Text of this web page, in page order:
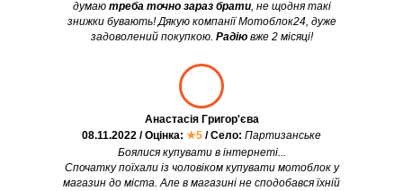
Боялися купувати в інтернеті...
Спочатку поїхали із чоловіком купувати мотоблок у
магазин до міста. Але в магазині не сподобався їхній
Анастасія Григор'єва
08.11.2022 / Оцінка: ★5 / Село: Партизанське
думаю треба точно зараз брати, не щодня такі
знижки бувають! Дякую компанії Мотоблок24, дуже
задоволений покупкою. Радіювже 2 місяці!